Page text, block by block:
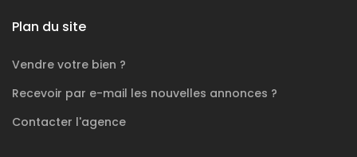
Plan du site
Vendre votre bien ?
Recevoir par e-mail les nouvelles annonces ?
Contacter l'agence